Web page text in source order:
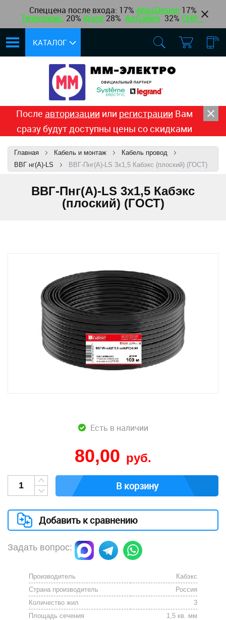
Спеццена после входа: 17% AtlasDesign 17%
Теплолюкс, 20% Kranz 28% ArtGallery 32% CHINT
КАТАЛОГ
После авторизации или регистрации Вам
сразу будут доступны цены со скидками
Главная Кабель и монтаж
Кабель провод
ВВГ нг(А)-LS
ВВГ-Пнг(А)-LS 3x1,5 Кабэкс (плоский) (ГОСТ)
ВВГ-Пнг(А)-LS 3x1,5 Кабэкс
(плоский) (ГОСТ)
Есть в наличии
80,00 руб.
В корзину
Добавить к сравнению
Задать вопрос:
Производитель
Кабэкс
Страна производитель
Россия
Количество жил
3
Площадь сечения
1,5 кв. мм